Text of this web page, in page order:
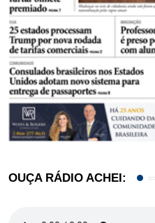
OUÇA RÁDIO ACHEI: